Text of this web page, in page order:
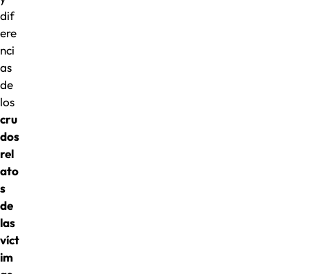
dif
ere
nci
as
de
los
cru
dos
rel
ato
s
de
las
víct
im